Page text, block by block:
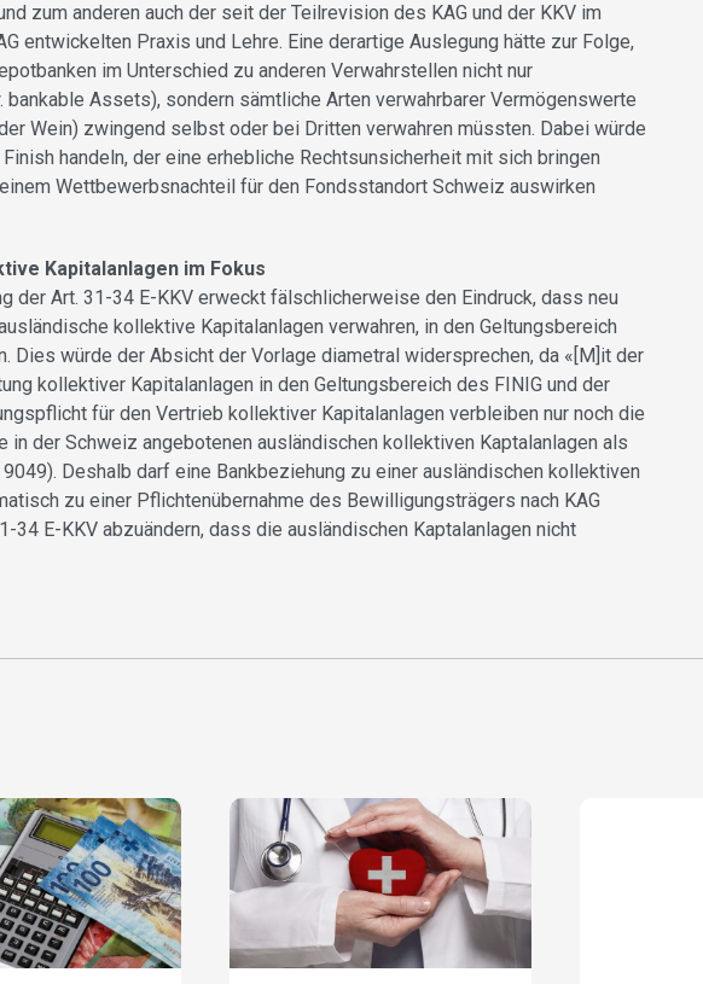
zum anderen auch der seit der Teilrevision des KAG und der KKV im
entwickelten Praxis und Lehre. Eine derartige Auslegung hätte zur Folge,
im Unterschied zu anderen Verwahrstellen nicht nur
bankable Assets), sondern sämtliche Arten verwahrbarer Vermögenswerte
Wein) zwingend selbst oder bei Dritten verwahren müssten. Dabei würde
handeln, der eine erhebliche Rechtsunsicherheit mit sich bringen
Wettbewerbsnachteil für den Fondsstandort Schweiz auswirken
Kapitalanlagen im Fokus
der Art. 31-34 E-KKV erweckt fälschlicherweise den Eindruck, dass neu
kollektive Kapitalanlagen verwahren, in den Geltungsbereich
Dies würde der Absicht der Vorlage diametral widersprechen, da «[M]it der
kollektiver Kapitalanlagen in den Geltungsbereich des FINIG und der
für den Vertrieb kollektiver Kapitalanlagen verbleiben nur noch die
in der Schweiz angebotenen ausländischen kollektiven Kaptalanlagen als
Deshalb darf eine Bankbeziehung zu einer ausländischen kollektiven
zu einer Pflichtenübernahme des Bewilligungsträgers nach KAG
34 E-KKV abzuändern, dass die ausländischen Kaptalanlagen nicht